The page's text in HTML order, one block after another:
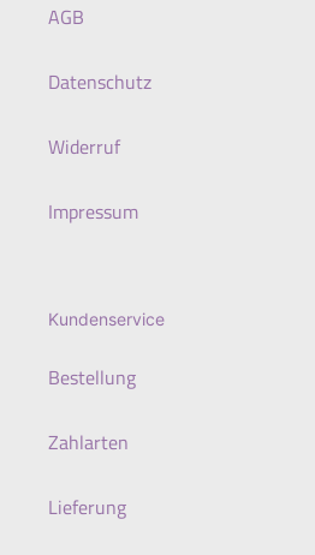
AGB
Datenschutz
Widerruf
Impressum
Kundenservice
Bestellung
Zahlarten
Lieferung